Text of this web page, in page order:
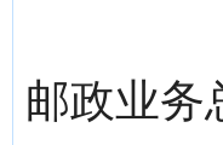
邮政业务